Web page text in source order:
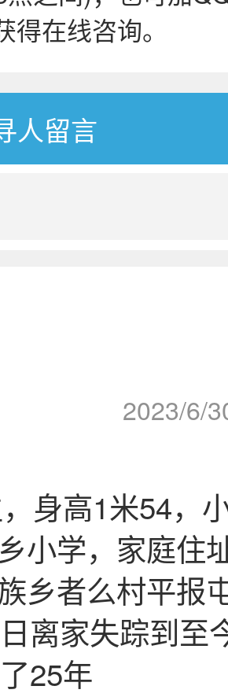
在线咨询。
2023/6/
身高1米54，
小学，家庭住
乡者么村平报
离家失踪到至
25年